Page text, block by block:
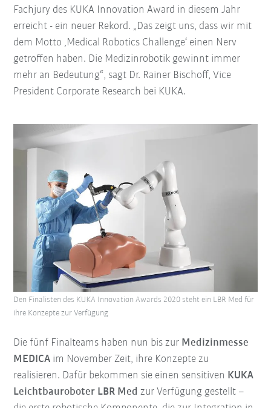
Fachjury des KUKA Innovation Award in diesem Jahr
erreicht - ein neuer Rekord. „Das zeigt uns, dass wir mit
dem Motto ‚Medical Robotics Challenge‘ einen Nerv
getroffen haben. Die Medizinrobotik gewinnt immer
mehr an Bedeutung“, sagt Dr. Rainer Bischoff, Vice
President Corporate Research bei KUKA.
Die fünf Finalteams haben nun bis zur Medizinmesse
MEDICA im November Zeit, ihre Konzepte zu
realisieren. Dafür bekommen sie einen sensitiven KUKA
Leichtbauroboter LBR Med zur Verfügung gestellt –
Den Finalisten des KUKA Innovation Awards 2020 steht ein LBR Med für
ihre Konzepte zur Verfügung